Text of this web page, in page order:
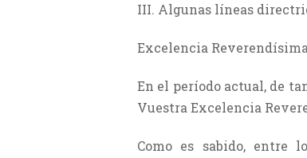
III. Algunas líneas
Excelencia
En el período actual, de
Vuestra Excelencia
Como es sabido, entre